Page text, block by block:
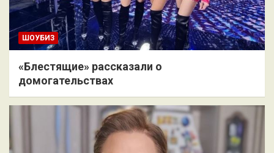
ШОУБИЗ
«Блестящие» рассказали о
домогательствах